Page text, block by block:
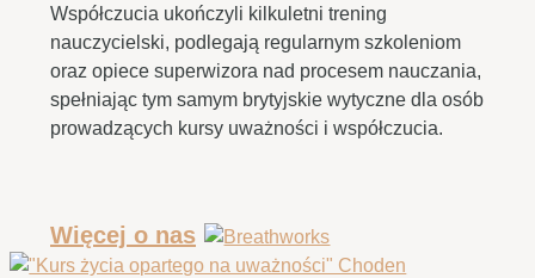
Współczucia ukończyli kilkuletni trening
nauczycielski, podlegają regularnym szkoleniom
oraz opiece superwizora nad procesem nauczania,
spełniając tym samym brytyjskie wytyczne dla osób
prowadzących kursy uważności i współczucia.
Więcej o nas